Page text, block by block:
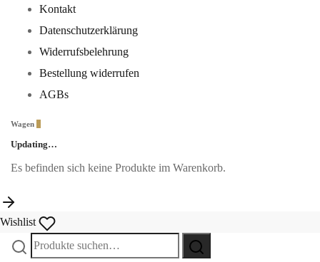
Kontakt
Datenschutzerklärung
Widerrufsbelehrung
Bestellung widerrufen
AGBs
Wagen
Updating…
Es befinden sich keine Produkte im Warenkorb.
Wishlist
Suche
Suche